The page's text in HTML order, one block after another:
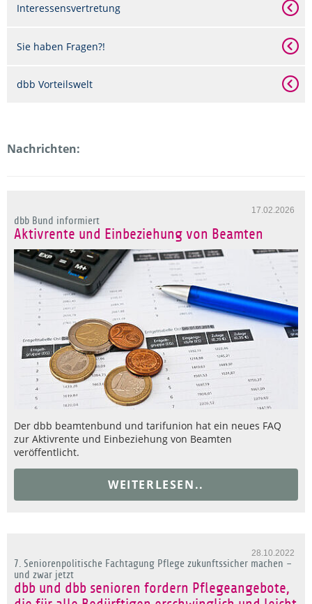
Interessensvertretung
Sie haben Fragen?!
dbb Vorteilswelt
Nachrichten:
17.02.2026
dbb Bund informiert
Aktivrente und Einbeziehung von Beamten
Der dbb beamtenbund und tarifunion hat ein neues FAQ
zur Aktivrente und Einbeziehung von Beamten
veröffentlicht.
WEITERLESEN..
28.10.2022
7. Seniorenpolitische Fachtagung Pflege zukunftssicher machen –
und zwar jetzt
dbb und dbb senioren fordern Pflegeangebote,